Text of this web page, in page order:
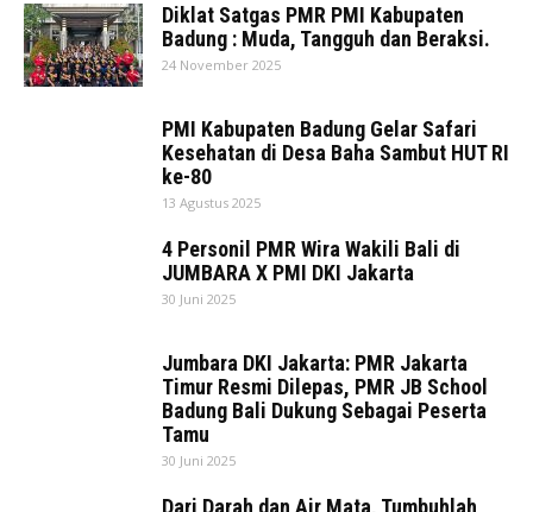
Diklat Satgas PMR PMI Kabupaten
Badung : Muda, Tangguh dan Beraksi.
24 November 2025
PMI Kabupaten Badung Gelar Safari
Kesehatan di Desa Baha Sambut HUT RI
ke-80
13 Agustus 2025
4 Personil PMR Wira Wakili Bali di
JUMBARA X PMI DKI Jakarta
30 Juni 2025
Jumbara DKI Jakarta: PMR Jakarta
Timur Resmi Dilepas, PMR JB School
Badung Bali Dukung Sebagai Peserta
Tamu
30 Juni 2025
Dari Darah dan Air Mata, Tumbuhlah